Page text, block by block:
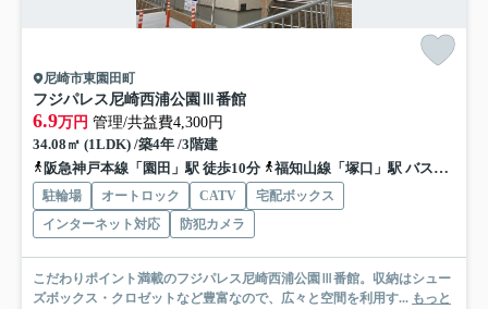
尼崎市東園田町
フジパレス尼崎西浦公園Ⅲ番館
6.9万円 管理/共益費4,300円
34.08㎡ (1LDK) /築4年 /3階建
阪急神戸本線「園田」駅 徒歩10分
福知山線「塚口」駅 バス17分 阪神バス「東園田３丁目」 停歩7分
駐輪場 オートロック CATV
宅配ボックス
インターネット対応
防犯カメラ
こだわりポイント満載のフジパレス尼崎西浦公園Ⅲ番館。収納はシュー
ズボックス・クロゼットなど豊富なので、広々と空間を利用す... もっと